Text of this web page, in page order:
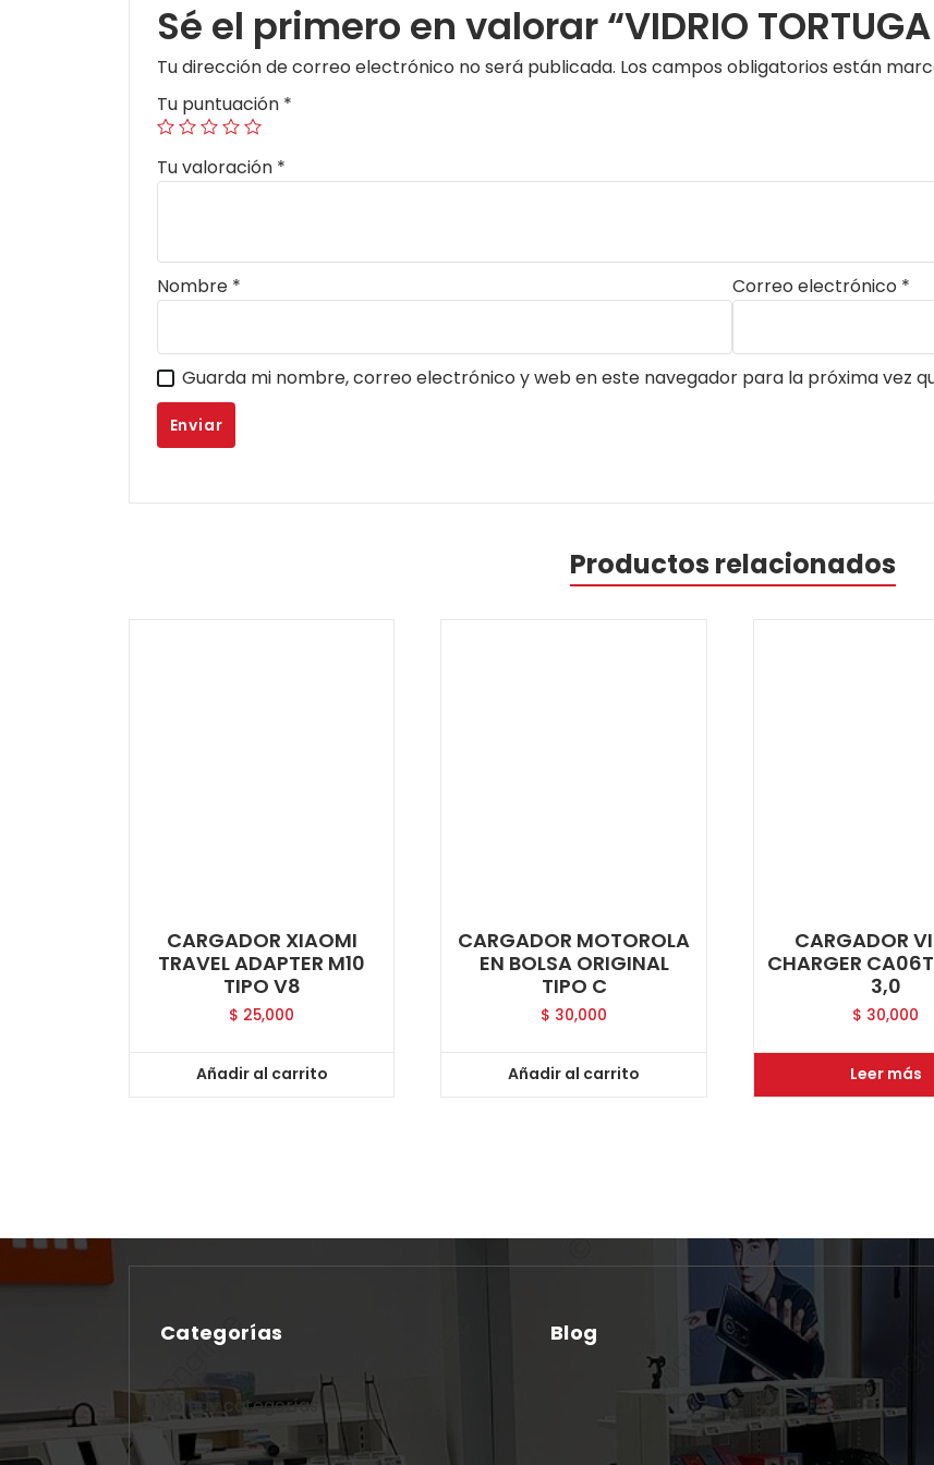
Sé el primero en valorar “VIDRIO TORTUGA
Tu dirección de correo electrónico no será publicada. Los campos obligatorios están
Tu puntuación *
Tu valoración *
Nombre * Correo electrónico *
Guarda mi nombre, correo electrónico y web en este navegador para la próxima vez
Productos relacionados
CARGADOR XIAOMI
TRAVEL ADAPTER M10
TIPO V8
$ 25,000
Añadir al carrito
CARGADOR MOTOROLA
EN BOLSA ORIGINAL
TIPO C
$ 30,000
Añadir al carrito
CARGADOR
CHARGER
3,0
$ 30,000
Leer más
Categorías
No hay categorías
Blog